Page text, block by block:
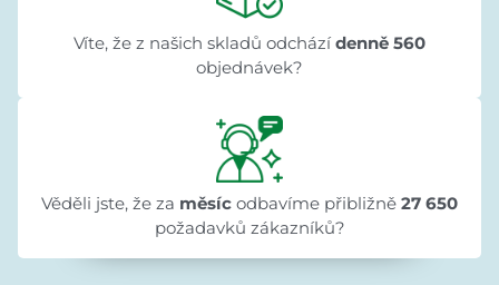
Víte, že z našich skladů odchází denně 560
objednávek?
Věděli jste, že za měsíc odbavíme přibližně 27 650
požadavků zákazníků?